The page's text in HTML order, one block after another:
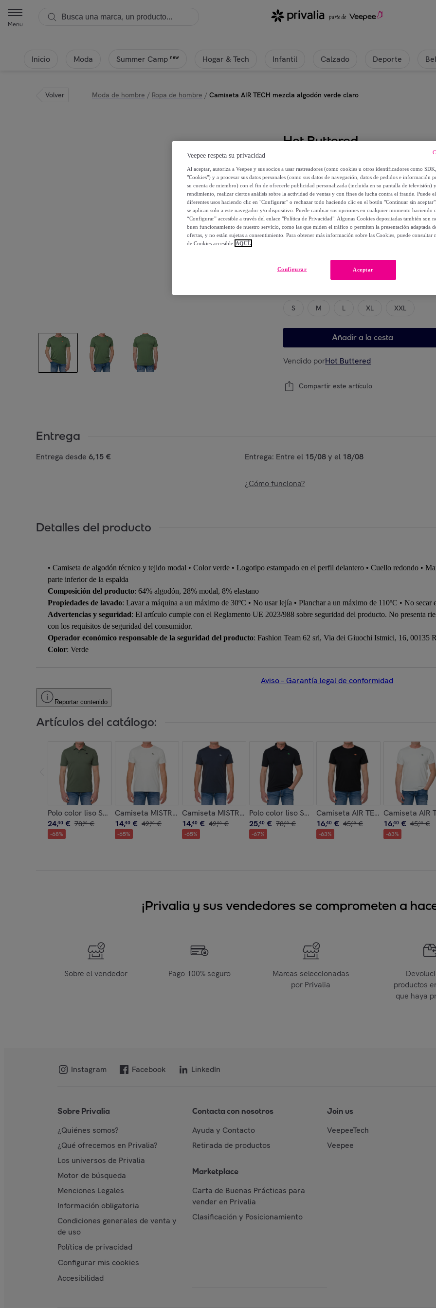
Menu
Inicio Moda Summer Camp new Hogar & Tech Infantil Calzado Deporte
Volver Moda de hombre / Ropa de hombre / Camiseta AIR TECH mezcla algodón verde claro
Hot Buttered
Camiseta AIR TECH mezcla
16,40 €
45,00 €
-63%
Elige tu modelo
S M L XL XXL
Añadir a la cesta
Vendido porHot Buttered
Compartir este artículo
Entrega
Entrega desde 6,15 € Entrega: Entre el 15/08y el 18/08
¿Cómo funciona?
Detalles del producto
• Camiseta de algodón técnico y tejido modal • Color verde • Logotipo estampado en el perfil delantero • Cuello redondo •
parte inferior de la espalda
Composición del producto: 64% algodón, 28% modal, 8% elastano
Propiedades de lavado: Lavar a máquina a un máximo de 30ºC • No usar lejía • Planchar a un máximo de 110ºC • No secar
Advertencias y seguridad: El artículo cumple con el Reglamento UE 2023/988 sobre seguridad del producto. No presenta
con los requisitos de seguridad del consumidor.
Operador económico responsable de la seguridad del producto: Fashion Team 62 srl, Via dei Giuochi Istmici, 16, 00135
Color: Verde
Aviso – Garantía legal de conformidad
Reportar contenido
Artículos del catálogo:
Polo color liso STONEY algodón piqué Verde militar
24,40 € 78,00 €
-68%
Camiseta MISTRAL 100% algodón blanco
14,40 € 42,00 €
-65%
Camiseta MISTRAL 100% algodón azul marino
14,40 € 42,00 €
-65%
Polo color liso STONEY algodón piqué Negro
25,40 € 78,00 €
-67%
Camiseta AIR TECH mezcla
16,40 € 45,00 €
-63%
Camiseta AIR
16,40 € 45,00 €
-63%
¡Privalia y sus vendedores se comprometen a
Sobre el vendedor Pago 100% seguro
Marcas seleccionadas
por Privalia
productos
que haya
Instagram Facebook LinkedIn
Sobre Privalia
¿Quiénes somos?
¿Qué ofrecemos en Privalia?
Los universos de Privalia
Motor de búsqueda
Menciones Legales
Información obligatoria
Condiciones generales de venta y
de uso
Política de privacidad
Configurar mis cookies
Accesibilidad
Contacta con nosotros
Ayuda y Contacto
Retirada de productos
Marketplace
Carta de Buenas Prácticas para
vender en Privalia
Clasificación y Posicionamiento
Join us
VeepeeTech
Veepee
Veepee respeta su privacidad
Al aceptar, autoriza a Veepee y sus socios a usar rastreadores (como cookies u otros identificadores como
"Cookies") y a procesar sus datos personales (como sus datos de navegación, datos de pedidos e información
su cuenta de miembro) con el fin de ofrecerle publicidad personalizada (incluida en su pantalla de televisión)
rendimiento, realizar ciertos análisis sobre la actividad de ventas y con fines de lucha contra el fraude. Puede
diferentes usos haciendo clic en "Configurar" o rechazar todo haciendo clic en el botón "Continuar sin
se aplican solo a este navegador y/o dispositivo. Puede cambiar sus opciones en cualquier momento haciendo
“Configurar” accesible a través del enlace "Política de Privacidad". Algunas Cookies depositadas también son
buen funcionamiento de nuestro servicio, como las que miden el tráfico o permiten la presentación adaptada
ofertas, y no están sujetas a consentimiento. Para obtener más información sobre las Cookies, puede consultar
de Cookies accesible AQUÍ.
Aceptar
Configurar